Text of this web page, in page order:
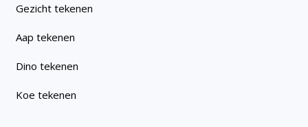
Gezicht tekenen
Aap tekenen
Dino tekenen
Koe tekenen